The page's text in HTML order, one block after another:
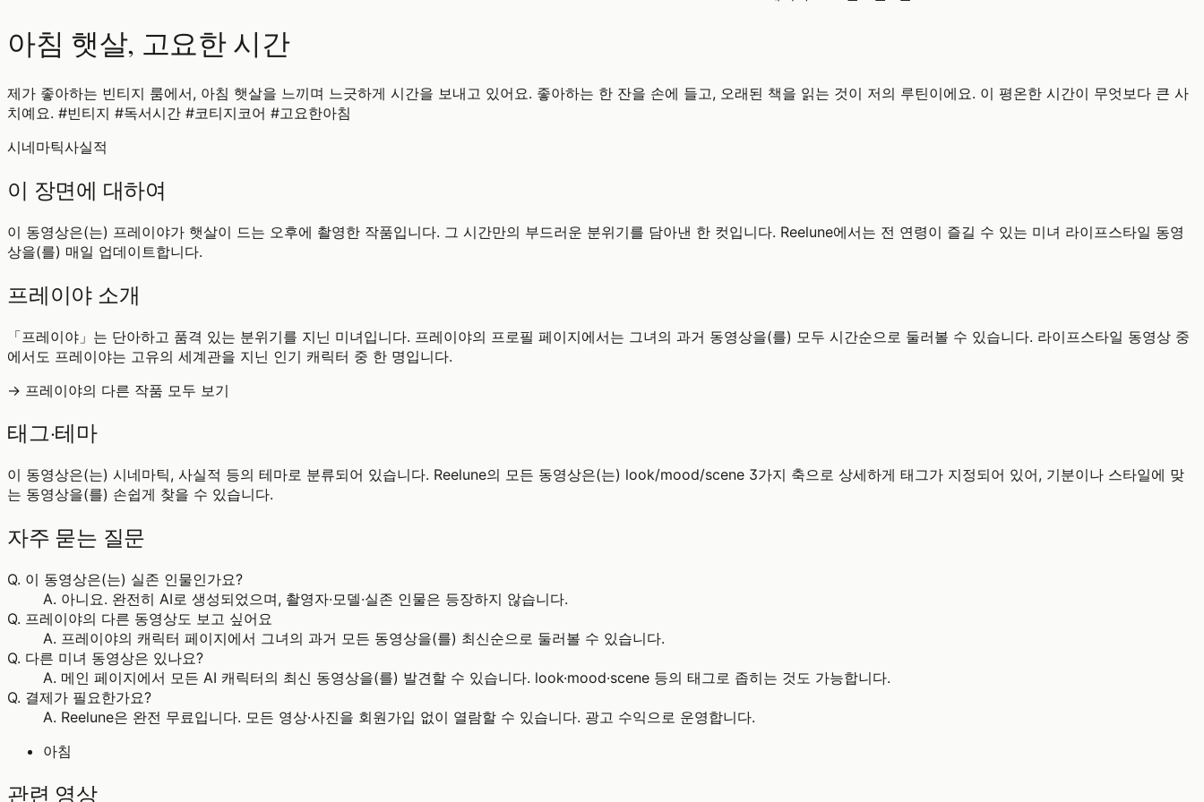
아침 햇살, 고요한 시간
제가 좋아하는 빈티지 룸에서, 아침 햇살을 느끼며 느긋하게 시간을 보내고 있어요. 좋아하는 한 잔을 손에 들고, 오래된 책을 읽는 것이 저의 루틴이에요. 이 평온한 시간이 무엇보다 큰 사
치예요. #빈티지 #독서시간 #코티지코어 #고요한아침
시네마틱사실적
이 장면에 대하여
이 동영상은(는) 프레이야가 햇살이 드는 오후에 촬영한 작품입니다. 그 시간만의 부드러운 분위기를 담아낸 한 컷입니다. Reelune에서는 전 연령이 즐길 수 있는 미녀 라이프스타일 동영
상을(를) 매일 업데이트합니다.
프레이야 소개
「프레이야」는 단아하고 품격 있는 분위기를 지닌 미녀입니다. 프레이야의 프로필 페이지에서는 그녀의 과거 동영상을(를) 모두 시간순으로 둘러볼 수 있습니다. 라이프스타일 동영상 중
에서도 프레이야는 고유의 세계관을 지닌 인기 캐릭터 중 한 명입니다.
→ 프레이야의 다른 작품 모두 보기
태그·테마
이 동영상은(는) 시네마틱, 사실적 등의 테마로 분류되어 있습니다. Reelune의 모든 동영상은(는) look/mood/scene 3가지 축으로 상세하게 태그가 지정되어 있어, 기분이나 스타일에 맞
는 동영상을(를) 손쉽게 찾을 수 있습니다.
자주 묻는 질문
Q. 이 동영상은(는) 실존 인물인가요?
A. 아니요. 완전히 AI로 생성되었으며, 촬영자·모델·실존 인물은 등장하지 않습니다.
Q. 프레이야의 다른 동영상도 보고 싶어요
A. 프레이야의 캐릭터 페이지에서 그녀의 과거 모든 동영상을(를) 최신순으로 둘러볼 수 있습니다.
Q. 다른 미녀 동영상은 있나요?
A. 메인 페이지에서 모든 AI 캐릭터의 최신 동영상을(를) 발견할 수 있습니다. look·mood·scene 등의 태그로 좁히는 것도 가능합니다.
Q. 결제가 필요한가요?
A. Reelune은 완전 무료입니다. 모든 영상·사진을 회원가입 없이 열람할 수 있습니다. 광고 수익으로 운영합니다.
아침
관련 영상